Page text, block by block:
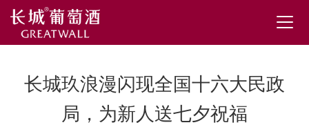
长城玖浪漫闪现全国十六大民政
局，为新人送七夕祝福